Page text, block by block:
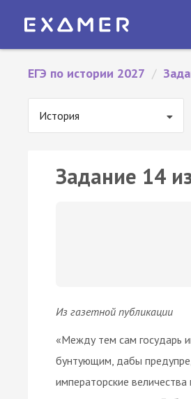
ЕГЭ по истории 2027 /
История
Задание 14
Из газетной публикации
«Между тем сам государь
бунтующим, дабы
императорские